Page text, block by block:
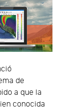
de
a que la
conocida